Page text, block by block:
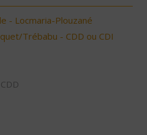
- Locmaria-Plouzané
Trébabu - CDD ou CDI